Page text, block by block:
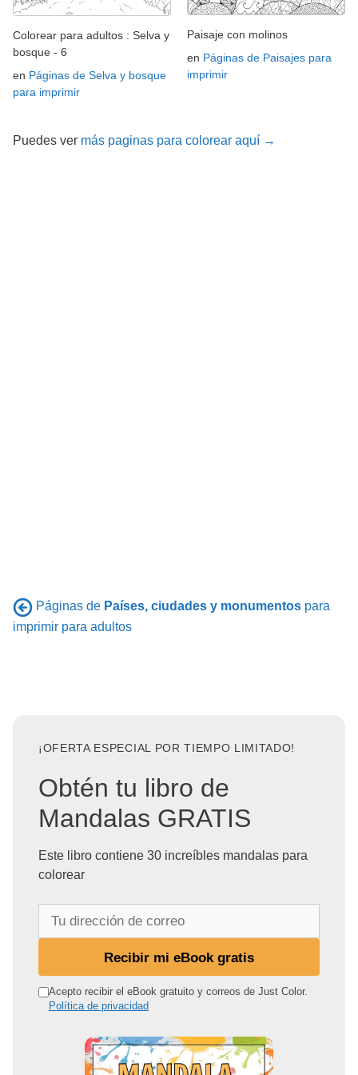
Colorear para adultos : Selva y
bosque - 6
en Páginas de Selva y bosque
para imprimir
Paisaje con molinos
en Páginas de Paisajes para
imprimir
Puedes ver más paginas para colorear aquí →
Páginas de Países, ciudades y monumentos para
imprimir para adultos
¡OFERTA ESPECIAL POR TIEMPO LIMITADO!
Obtén tu libro de
Mandalas GRATIS
Este libro contiene 30 increíbles mandalas para
colorear
r
Recibir mi eBook gratis
Acepto recibir el eBook gratuito y correos de Just Color.
Política de privacidad